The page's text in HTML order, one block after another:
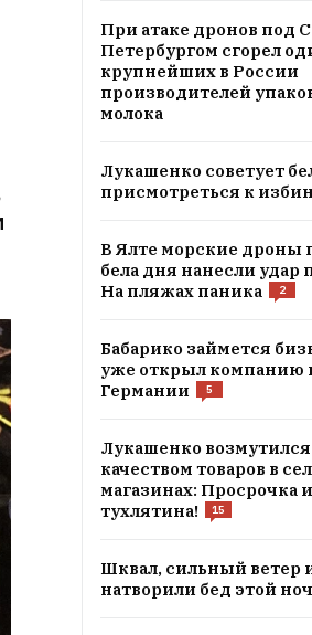
При атаке дронов под
Петербургом сгорел
крупнейших в России
производителей
молока
Лукашенко советует
присмотреться к
В Ялте морские дроны
бела дня нанесли удар
На пляжах паника
2
Бабарико займется
уже открыл компанию
Германии
5
Лукашенко возмутился
качеством товаров в
магазинах: Просрочка и
тухлятина!
15
Шквал, сильный ветер
натворили бед этой